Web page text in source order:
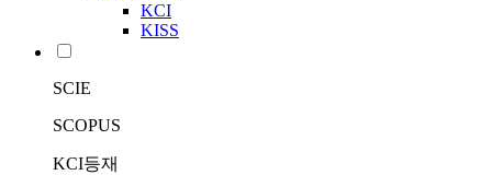
KCI
KISS
SCIE
SCOPUS
KCI등재